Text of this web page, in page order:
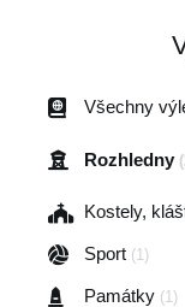
Všechny
Rozhledny
Kostely,
Sport (1)
Památky (1)